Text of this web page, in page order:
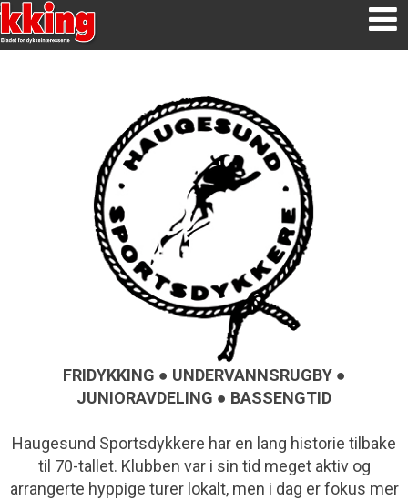
FRIDYKKING ● UNDERVANNSRUGBY ●
JUNIORAVDELING ● BASSENGTID
Haugesund Sportsdykkere har en lang historie tilbake
til 70-tallet. Klubben var i sin tid meget aktiv og
arrangerte hyppige turer lokalt, men i dag er fokus mer